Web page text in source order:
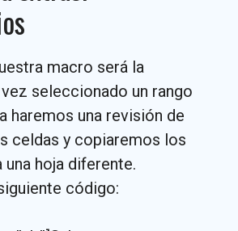
macro será la
seleccionado un rango
haremos una revisión de
celdas y copiaremos los
hoja diferente.
código: